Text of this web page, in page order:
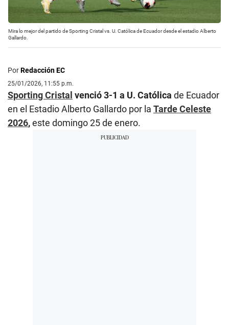
Mira lo mejor del partido de Sporting Cristal vs. U. Católica de Ecuador desde el estadio Alberto
Gallardo.
PorRedacción EC
25/01/2026, 11:55 p.m.
Sporting Cristal venció 3-1 a U. Católica de Ecuador
en el Estadio Alberto Gallardo por la Tarde Celeste
2026,este domingo 25 de enero.